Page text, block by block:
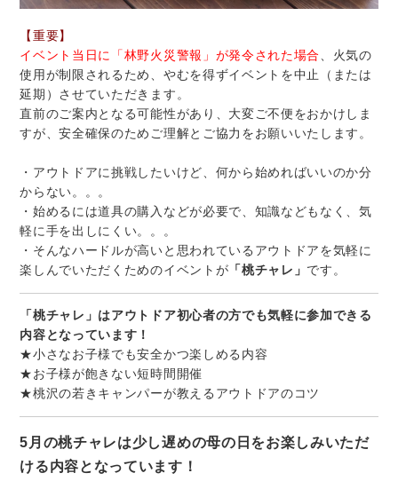
【重要】
イベント当日に「林野火災警報」が発令された場合 、火気の
使用が制限されるため、やむを得ずイベントを中止（または
延期）させていただきます。
直前のご案内となる可能性があり、大変ご不便をおかけしま
すが、安全確保のためご理解とご協力をお願いいたします。
・アウトドアに挑戦したいけど、何から始めればいいのか分
からない。。。
・始めるには道具の購入などが必要で、知識などもなく、気
軽に手を出しにくい。。。
・そんなハードルが高いと思われているアウトドアを気軽に
楽しんでいただくためのイベントが 「桃チャレ」 です。
「桃チャレ」はアウトドア初心者の方でも気軽に参加できる
内容となっています！
★小さなお子様でも安全かつ楽しめる内容
★お子様が飽きない短時間開催
★桃沢の若きキャンパーが教えるアウトドアのコツ
5月の桃チャレは少し遅めの母の日をお楽しみいただ
ける内容となっています！